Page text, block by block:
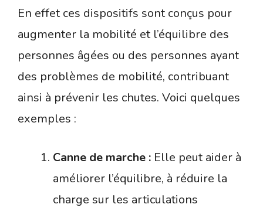
En effet ces dispositifs sont conçus pour
augmenter la mobilité et l’équilibre des
personnes âgées ou des personnes ayant
des problèmes de mobilité, contribuant
ainsi à prévenir les chutes. Voici quelques
exemples :
Canne de marche : Elle peut aider à
améliorer l’équilibre, à réduire la
charge sur les articulations